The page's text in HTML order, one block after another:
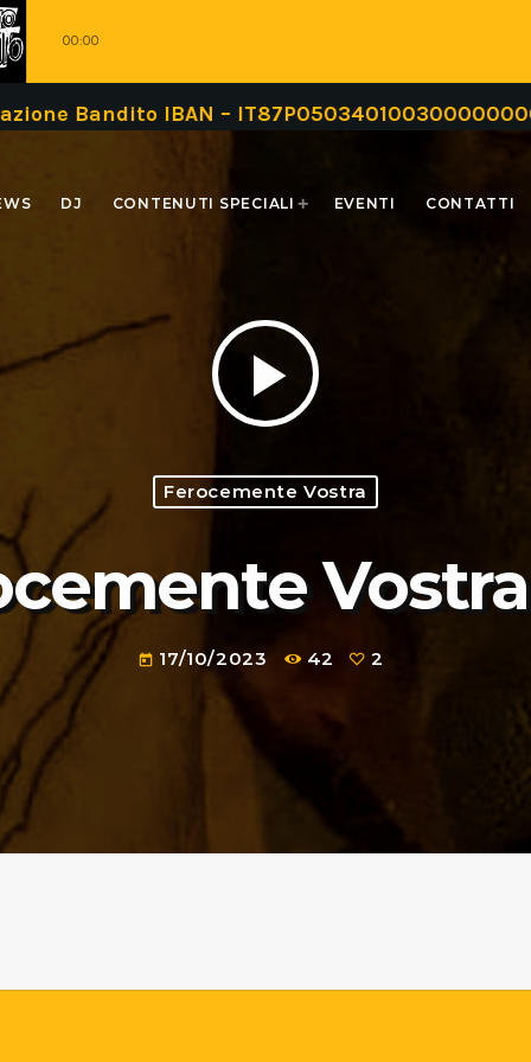
00:00
IBAN – IT87P0503401003000000000999
DJ CONTENUTI SPECIALI EVENTI CONTATTI
play_arrow
Ferocemente Vostra
today 17/10/2023 42 2